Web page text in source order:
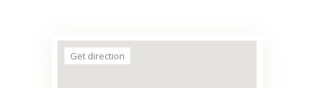
Get direction